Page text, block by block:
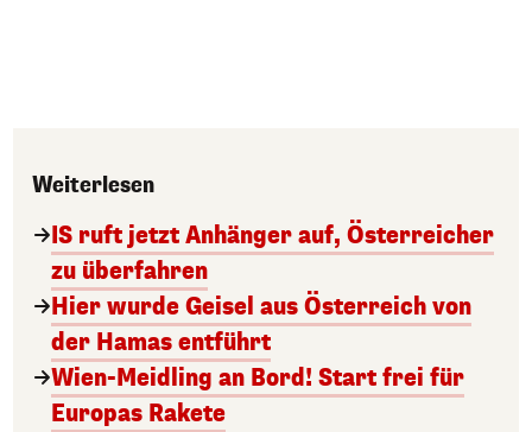
Weiterlesen
IS ruft jetzt Anhänger auf, Österreicher
zu überfahren
Hier wurde Geisel aus Österreich von
der Hamas entführt
Wien-Meidling an Bord! Start frei für
Europas Rakete